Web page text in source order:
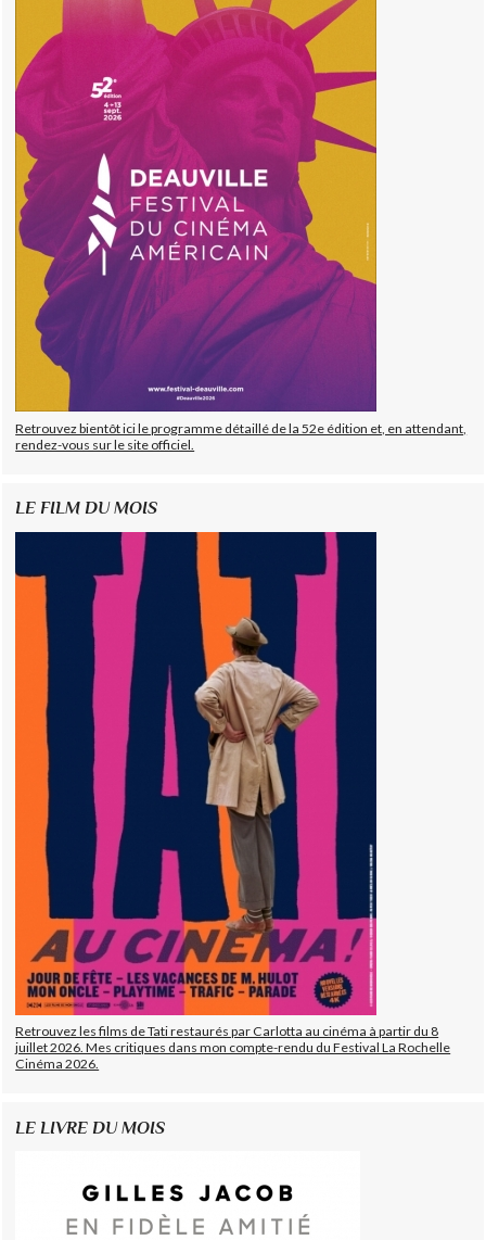
Retrouvez bientôt ici le programme détaillé de la 52e édition et, en attendant,
rendez-vous sur le site officiel.
LE FILM DU MOIS
Retrouvez les films de Tati restaurés par Carlotta au cinéma à partir du 8
juillet 2026. Mes critiques dans mon compte-rendu du Festival La Rochelle
Cinéma 2026.
LE LIVRE DU MOIS